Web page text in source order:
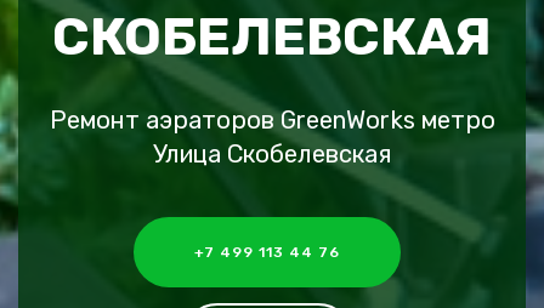
СКОБЕЛЕВСКАЯ
Ремонт аэраторов GreenWorks метро
Улица Скобелевская
+7 499 113 44 76